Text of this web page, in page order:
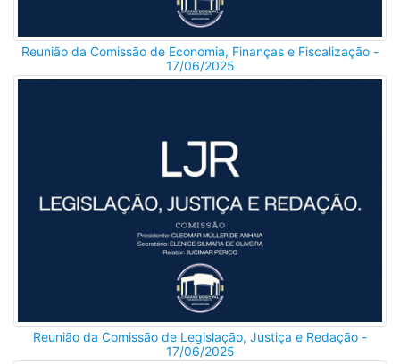
Reunião da Comissão de Economia, Finanças e Fiscalização -
17/06/2025
Reunião da Comissão de Legislação, Justiça e Redação -
17/06/2025